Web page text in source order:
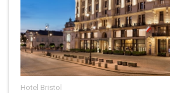
Hotel Bristol